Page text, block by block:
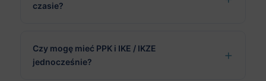
czasie?
Czy mogę mieć PPK i IKE / IKZE
jednocześnie?